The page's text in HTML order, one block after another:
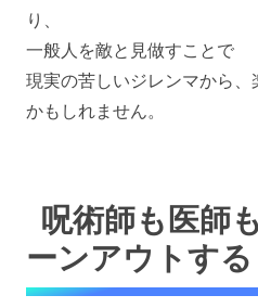
り、
一般人を敵と見做すことで
現実の苦しいジレンマから
かもしれません。
呪術師も医師
ーンアウトする